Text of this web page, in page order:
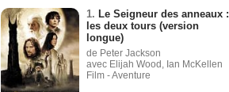
1. Le Seigneur des anneaux :
les deux tours (version
longue)
de Peter Jackson
avec Elijah Wood, Ian McKellen
Film - Aventure